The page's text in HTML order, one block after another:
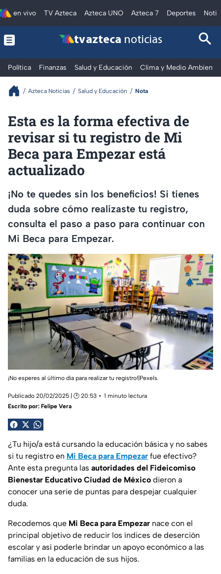
en vivo TV Azteca Azteca UNO Azteca 7 Deportes
tv azteca noticias
Política Finanzas Salud y Educación Clima y Medio Ambiente
Azteca Noticias Salud y Educación Nota
Esta es la forma efectiva de
revisar si tu registro de Mi
Beca para Empezar está
actualizado
¡No te quedes sin los beneficios! Si tienes
duda sobre cómo realizaste tu registro,
consulta el paso a paso para continuar con
Mi Beca para Empezar.
¡No esperes al último día para realizar tu registro!|Pexels.
Publicado 20/02/2025 | 🕑 20:53
1 minuto lectura
Escrito por: Felipe Vera
¿Tu hijo/a está cursando la educación básica y no sabes
si tu registro en Mi Beca para Empezar fue efectivo?
Ante esta pregunta las autoridades del Fideicomiso
Bienestar Educativo Ciudad de México dieron a
conocer una serie de puntas para despejar cualquier
duda.
Recodemos que Mi Beca para Empezar nace con el
principal objetivo de reducir los índices de deserción
escolar y así poderle brindar un apoyo económico a las
familias en la educación de sus hijos.